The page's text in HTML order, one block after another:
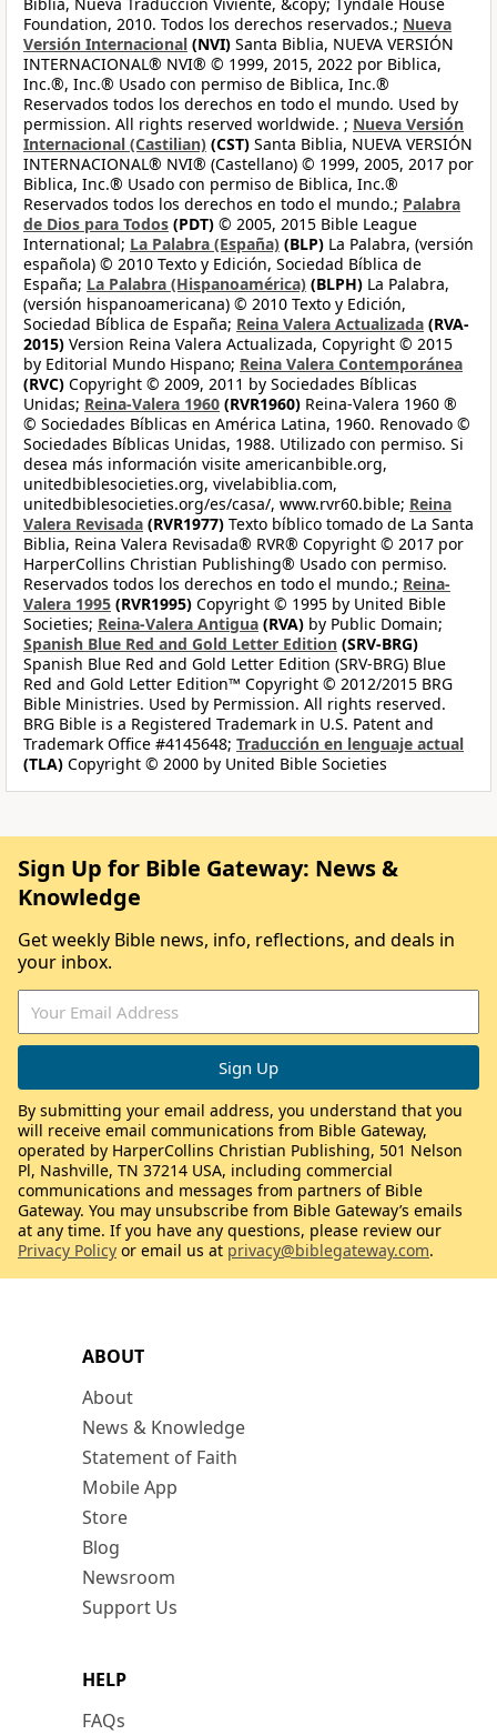
Foundation, 2010. Todos los derechos reservados.; Nueva
Versión Internacional (NVI) Santa Biblia, NUEVA VERSIÓN
INTERNACIONAL® NVI® © 1999, 2015, 2022 por Biblica,
Inc.®, Inc.® Usado con permiso de Biblica, Inc.®
Reservados todos los derechos en todo el mundo. Used by
permission. All rights reserved worldwide. ; Nueva Versión
Internacional (Castilian) (CST) Santa Biblia, NUEVA VERSIÓN
INTERNACIONAL® NVI® (Castellano) © 1999, 2005, 2017 por
Biblica, Inc.® Usado con permiso de Biblica, Inc.®
Reservados todos los derechos en todo el mundo.; Palabra
de Dios para Todos (PDT) © 2005, 2015 Bible League
International; La Palabra (España) (BLP) La Palabra, (versión
española) © 2010 Texto y Edición, Sociedad Bíblica de
España; La Palabra (Hispanoamérica) (BLPH) La Palabra,
(versión hispanoamericana) © 2010 Texto y Edición,
Sociedad Bíblica de España; Reina Valera Actualizada (RVA-
2015) Version Reina Valera Actualizada, Copyright © 2015
by Editorial Mundo Hispano; Reina Valera Contemporánea
(RVC) Copyright © 2009, 2011 by Sociedades Bíblicas
Unidas; Reina-Valera 1960 (RVR1960) Reina-Valera 1960 ®
© Sociedades Bíblicas en América Latina, 1960. Renovado ©
Sociedades Bíblicas Unidas, 1988. Utilizado con permiso. Si
desea más información visite americanbible.org,
unitedbiblesocieties.org, vivelabiblia.com,
unitedbiblesocieties.org/es/casa/, www.rvr60.bible; Reina
Valera Revisada (RVR1977) Texto bíblico tomado de La Santa
Biblia, Reina Valera Revisada® RVR® Copyright © 2017 por
HarperCollins Christian Publishing® Usado con permiso.
Reservados todos los derechos en todo el mundo.; Reina-
Valera 1995 (RVR1995) Copyright © 1995 by United Bible
Societies; Reina-Valera Antigua (RVA) by Public Domain;
Spanish Blue Red and Gold Letter Edition (SRV-BRG)
Spanish Blue Red and Gold Letter Edition (SRV-BRG) Blue
Red and Gold Letter Edition™ Copyright © 2012/2015 BRG
Bible Ministries. Used by Permission. All rights reserved.
BRG Bible is a Registered Trademark in U.S. Patent and
Trademark Office #4145648; Traducción en lenguaje actual
(TLA) Copyright © 2000 by United Bible Societies
ABOUT
About
News & Knowledge
Statement of Faith
Mobile App
Store
Blog
Newsroom
Support Us
HELP
FAQs
Sign Up for Bible Gateway: News &
Knowledge
Get weekly Bible news, info, reflections, and deals in
your inbox.
By submitting your email address, you understand that you
will receive email communications from Bible Gateway,
operated by HarperCollins Christian Publishing, 501 Nelson
Pl, Nashville, TN 37214 USA, including commercial
communications and messages from partners of Bible
Gateway. You may unsubscribe from Bible Gateway’s emails
at any time. If you have any questions, please review our
Privacy Policy or email us at privacy@biblegateway.com.